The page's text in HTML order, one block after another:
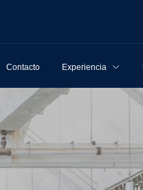
Contacto Experiencia